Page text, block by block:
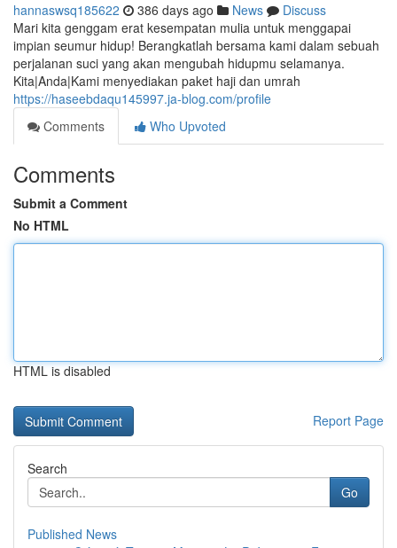
hannaswsq185622 386 days ago News
Discuss
Mari kita genggam erat kesempatan mulia untuk menggapai
impian seumur hidup! Berangkatlah bersama kami dalam sebuah
perjalanan suci yang akan mengubah hidupmu selamanya.
Kita|Anda|Kami menyediakan paket haji dan umrah
https://haseebdaqu145997.ja-blog.com/profile
Comments
Who Upvoted
Comments
Submit a Comment
No HTML
HTML is disabled
Report Page
Search
Go
Published News